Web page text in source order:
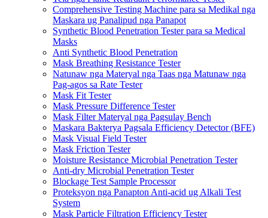
Comprehensive Testing Machine para sa Medikal nga
Maskara ug Panalipud nga Panapot
Synthetic Blood Penetration Tester para sa Medical
Masks
Anti Synthetic Blood Penetration
Mask Breathing Resistance Tester
Natunaw nga Materyal nga Taas nga Matunaw nga
Pag-agos sa Rate Tester
Mask Fit Tester
Mask Pressure Difference Tester
Mask Filter Materyal nga Pagsulay Bench
Maskara Bakterya Pagsala Efficiency Detector (BFE)
Mask Visual Field Tester
Mask Friction Tester
Moisture Resistance Microbial Penetration Tester
Anti-dry Microbial Penetration Tester
Blockage Test Sample Processor
Proteksyon nga Panapton Anti-acid ug Alkali Test
System
Mask Particle Filtration Efficiency Tester